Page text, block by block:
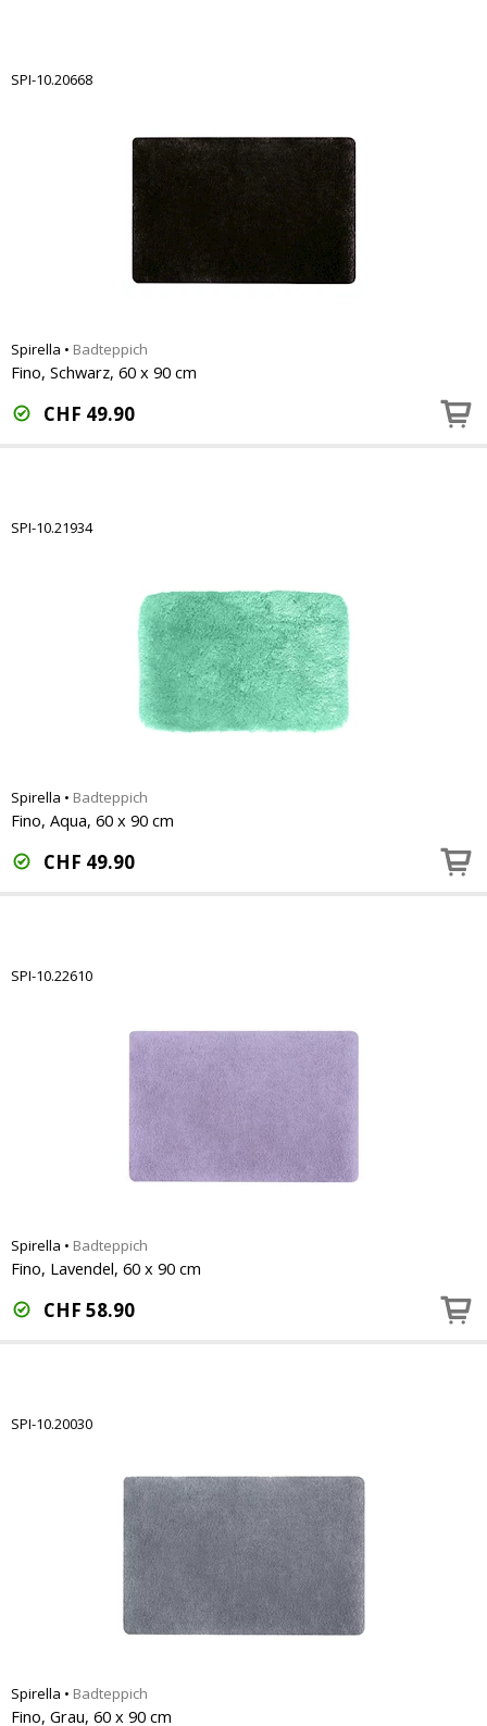
SPI-10.20668
Spirella • Badteppich
Fino, Schwarz, 60 x 90 cm
CHF 49.90
SPI-10.21934
Spirella • Badteppich
Fino, Aqua, 60 x 90 cm
CHF 49.90
SPI-10.22610
Spirella • Badteppich
Fino, Lavendel, 60 x 90 cm
CHF 58.90
SPI-10.20030
Spirella • Badteppich
Fino, Grau, 60 x 90 cm